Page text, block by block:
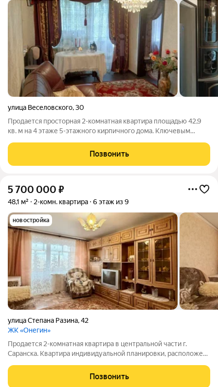
улица Веселовского,30
Продается просторная 2-комнатная квартира площадью 42,9
кв. м на 4 этаже 5-этажного кирпичного дома. Ключевым
просторную светлую зону для комфортного отдыха и приема
гостей. Из гостинной есть
Позвонить
5 700 000 ₽
48,1 м² 2-комн. квартира 6 этаж из 9
новостройка
улица Степана Разина,42
ЖК «Онегин»
Продается 2-комнатная квартира в центральной части г.
Саранска. Квартира индивидуальной планировки, расположена
постройки. 7 квартир на лестничной площадке. Отопление
центральное. Окна выходят во
Позвонить